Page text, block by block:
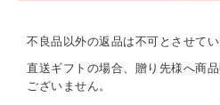
680g
不良品以外の返品は不可とさせてい
直送ギフトの場合、贈り先様へ商
ございません。